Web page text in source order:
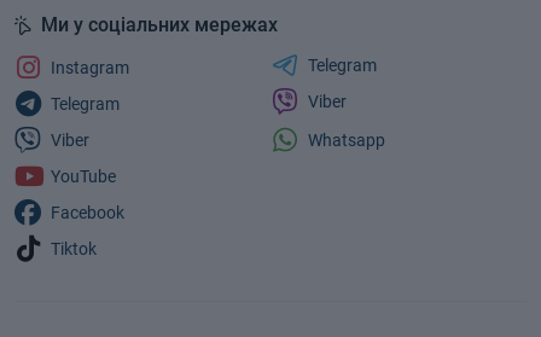
Ми у соціальних мережах
Instagram
Telegram
Viber
YouTube
Facebook
Tiktok
Telegram
Viber
Whatsapp